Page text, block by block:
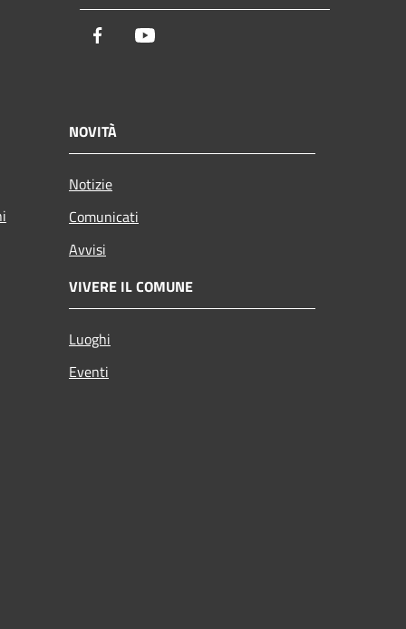
Facebook
NOVITÀ
Notizie
Comunicati
Avvisi
VIVERE IL COMUNE
Luoghi
Eventi